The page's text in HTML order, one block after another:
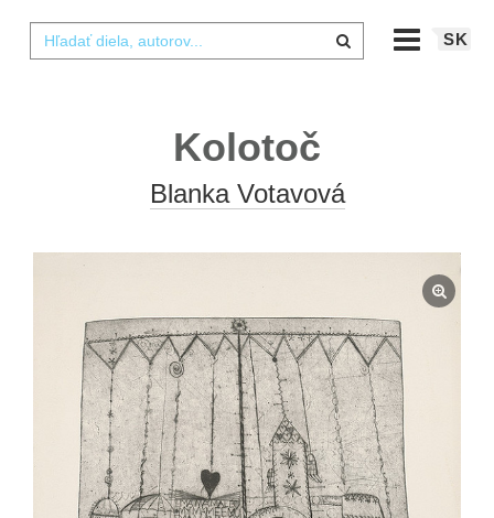
SK
Kolotoč
Blanka Votavová